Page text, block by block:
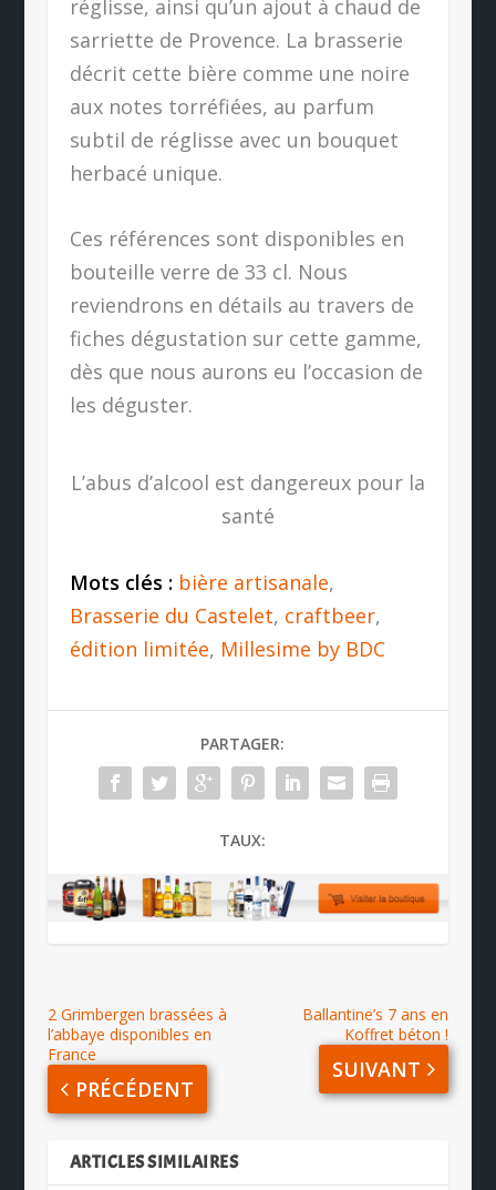
réglisse, ainsi qu’un ajout à chaud de
sarriette de Provence. La brasserie
décrit cette bière comme une noire
aux notes torréfiées, au parfum
subtil de réglisse avec un bouquet
herbacé unique.
Ces références sont disponibles en
bouteille verre de 33 cl. Nous
reviendrons en détails au travers de
fiches dégustation sur cette gamme,
dès que nous aurons eu l’occasion de
les déguster.
L’abus d’alcool est dangereux pour la
santé
Mots clés : bière artisanale,
Brasserie du Castelet, craftbeer,
édition limitée, Millesime by BDC
PARTAGER:
TAUX:
2 Grimbergen brassées à
l’abbaye disponibles en
France
PRÉCÉDENT
Ballantine’s 7 ans en
Koffret béton !
SUIVANT
ARTICLES SIMILAIRES